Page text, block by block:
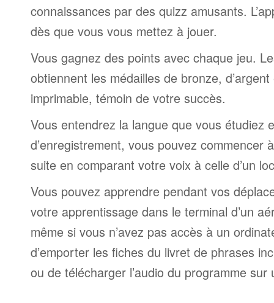
connaissances par des quizz amusants.
dès que vous vous mettez à jouer.
Vous gagnez des points avec chaque jeu.
obtiennent les médailles de bronze,
imprimable, témoin de votre succès.
Vous entendrez la langue que vous étudiez
d’enregistrement, vous pouvez commencer
suite en comparant votre voix à celle d’un
Vous pouvez apprendre pendant vos
votre apprentissage dans le terminal d’un
même si vous n’avez pas accès à un
d’emporter les fiches du livret de phrases
ou de télécharger l’audio du programme sur